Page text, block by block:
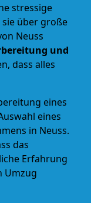
stressige
über große
Neuss
und
dass alles
eines
eines
in Neuss.
das
Erfahrung
Umzug